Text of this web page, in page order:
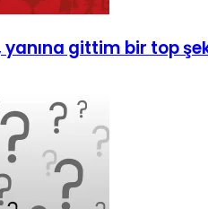
yanına gittim bir top